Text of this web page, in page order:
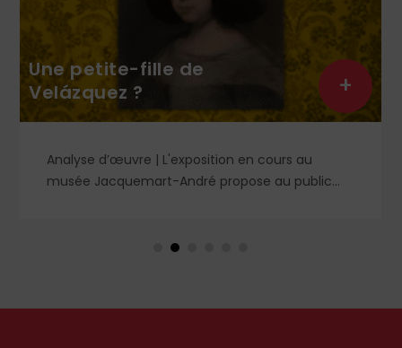
Une petite-fille de
Velázquez ?
Analyse d’œuvre | L'exposition en cours au
musée Jacquemart-André propose au public
dans un style qui tranche avec les ceux qui
+